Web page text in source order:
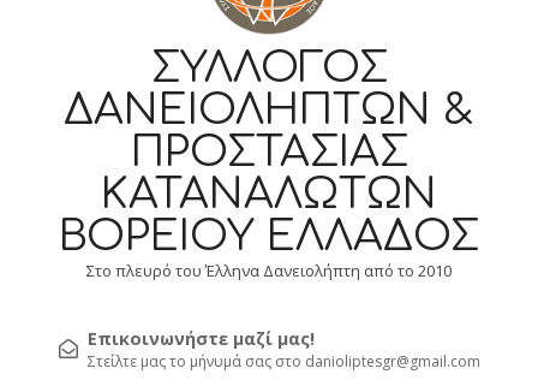
ΣΎΛΛΟΓΟΣ
ΔΑΝΕΙΟΛΗΠΤΏΝ &
ΠΡΟΣΤΑΣΊΑΣ
ΚΑΤΑΝΑΛΩΤΏΝ
ΒΟΡΕΊΟΥ ΕΛΛΆΔΟΣ
Στο πλευρό του Έλληνα Δανειολήπτη από το 2010
Επικοινωνήστε μαζί μας!
Στείλτε μας το μήνυμά σας στο danioliptesgr@gmail.com